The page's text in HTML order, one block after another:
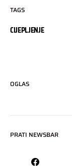
TAGS
CIJEPLJENJE
OGLAS
PRATI NEWSBAR